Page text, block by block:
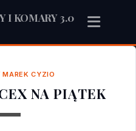
I KOMARY 3.0
MAREK CYZIO
NA PIĄTEK